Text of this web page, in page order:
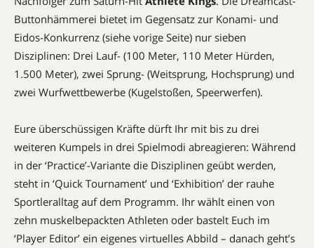
Button­hämmerei bietet im Gegensatz zur Konami- und
Eidos-Konkurrenz (siehe vorige Seite) nur sieben
Disziplinen: Drei Lauf- (100 Meter, 110 Meter Hürden,
1.500 Meter), zwei Sprung- (Weitsprung, Hochsprung) und
zwei Wurfwettbewer­be (Kugelstoßen, Speerwerfen).
Eure überschüssigen Kräfte dürft Ihr mit bis zu drei
weiteren Kumpels in drei Spielmodi abreagieren: Während
in der ‘Practice’-Variante die Disziplinen geübt werden,
steht in ‘Quick Tournament’ und ‘Exhibition’ der rauhe
Sportleralltag auf dem Programm. Ihr wählt einen von
zehn muskelbepackten Athleten oder bas­telt Euch im
‘Player Editor’ ein eigenes virtuelles Abbild – danach geht’s